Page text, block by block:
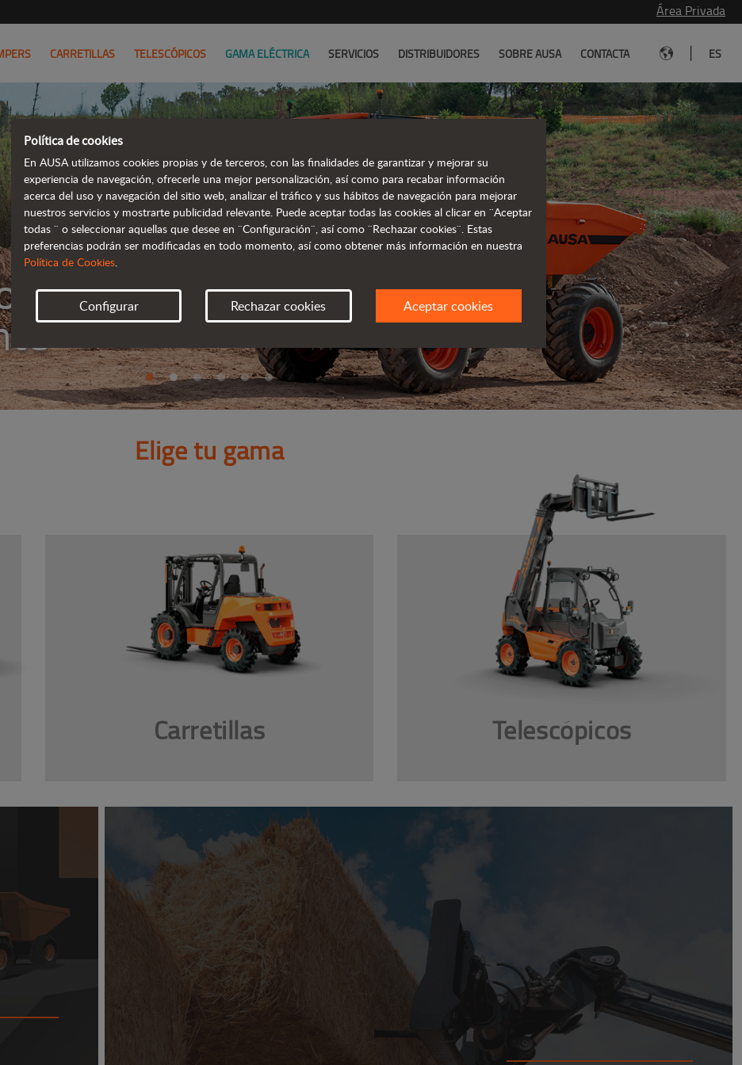
Área Privada
CARRETILLAS TELESCÓPICOS GAMA ELÉCTRICA SERVICIOS DISTRIBUIDORES SOBRE AUSA CONTACTA ES
Descubre la
carretilla todoterreno
100% eléctrica
Elige tu gama
Carretillas Telescópicos
Política de cookies
En AUSA utilizamos cookies propias y de terceros, con las finalidades de garantizar y mejorar su
experiencia de navegación, ofrecerle una mejor personalización, así como para recabar información
acerca del uso y navegación del sitio web, analizar el tráfico y sus hábitos de navegación para mejorar
nuestros servicios y mostrarte publicidad relevante. Puede aceptar todas las cookies al clicar en ¨Aceptar
todas ¨ o seleccionar aquellas que desee en ¨Configuración¨, así como ¨Rechazar cookies¨. Estas
preferencias podrán ser modificadas en todo momento, así como obtener más información en nuestra
Política de Cookies.
Configurar Rechazar cookies Aceptar cookies